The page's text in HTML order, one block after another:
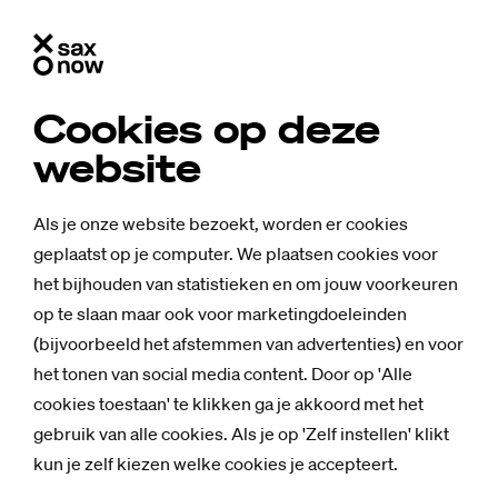
Cookies op deze
website
Als je onze website bezoekt, worden er cookies
geplaatst op je computer. We plaatsen cookies voor
het bijhouden van statistieken en om jouw voorkeuren
op te slaan maar ook voor marketingdoeleinden
(bijvoorbeeld het afstemmen van advertenties) en voor
het tonen van social media content. Door op 'Alle
cookies toestaan' te klikken ga je akkoord met het
gebruik van alle cookies. Als je op 'Zelf instellen' klikt
kun je zelf kiezen welke cookies je accepteert.
Nieuws